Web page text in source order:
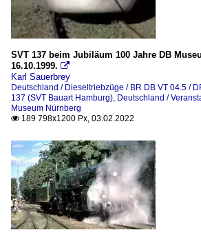
SVT 137 beim Jubiläum 100 Jahre DB
16.10.1999. 
Karl Sauerbrey
Deutschland / Dieseltriebzüge / BR DB VT 04.5 /
137 (SVT Bauart Hamburg) Deutschland /
Museum Nürnberg
 189 798x1200 Px, 03.02.2022